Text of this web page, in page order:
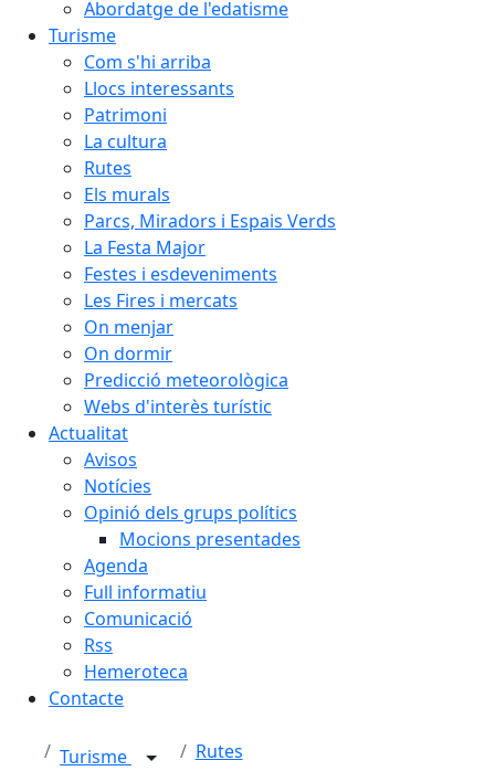
Abordatge de l'edatisme
Turisme
Com s'hi arriba
Llocs interessants
Patrimoni
La cultura
Rutes
Els murals
Parcs, Miradors i Espais Verds
La Festa Major
Festes i esdeveniments
Les Fires i mercats
On menjar
On dormir
Predicció meteorològica
Webs d'interès turístic
Actualitat
Avisos
Notícies
Opinió dels grups polítics
Mocions presentades
Agenda
Full informatiu
Comunicació
Rss
Hemeroteca
Contacte
Turisme Rutes